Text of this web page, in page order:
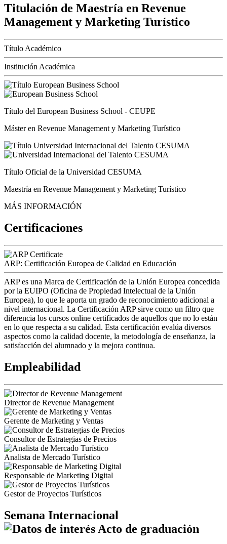
Titulación de Maestría en Revenue
Management y Marketing Turístico
Título Académico
Institución Académica
Título del European Business School - CEUPE
Máster en Revenue Management y Marketing Turístico
Título Oficial de la Universidad CESUMA
Maestría en Revenue Management y Marketing Turístico
MÁS INFORMACIÓN
Certificaciones
ARP: Certificación Europea de Calidad en Educación
ARP es una Marca de Certificación de la Unión Europea concedida
por la EUIPO (Oficina de Propiedad Intelectual de la Unión
Europea), lo que le aporta un grado de reconocimiento adicional a
nivel internacional. La Certificación ARP sirve como un filtro que
diferencia los cursos online certificados de aquellos que no lo están
en lo que respecta a su calidad. Esta certificación evalúa diversos
aspectos como la calidad docente, la metodología de enseñanza, la
satisfacción del alumnado y la mejora continua.
Empleabilidad
Director de Revenue Management
Gerente de Marketing y Ventas
Consultor de Estrategias de Precios
Analista de Mercado Turístico
Responsable de Marketing Digital
Gestor de Proyectos Turísticos
Semana Internacional
Acto de graduación